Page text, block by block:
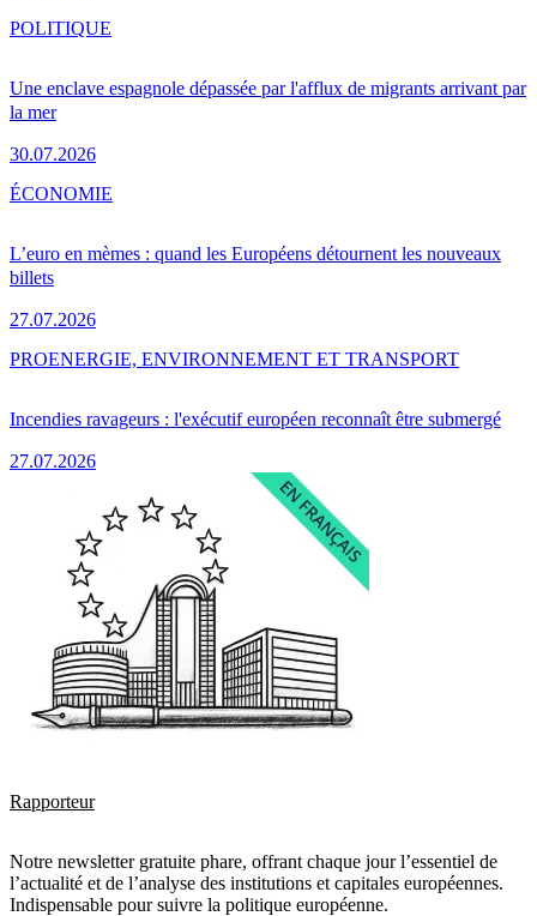
Une enclave espagnole dépassée par l'afflux de migrants arrivant par
la mer
30.07.2026
POLITIQUE
L’euro en mèmes : quand les Européens détournent les nouveaux
billets
27.07.2026
ÉCONOMIE
Incendies ravageurs : l'exécutif européen reconnaît être submergé
27.07.2026
PROENERGIE, ENVIRONNEMENT ET TRANSPORT
Rapporteur
Notre newsletter gratuite phare, offrant chaque jour l’essentiel de
l’actualité et de l’analyse des institutions et capitales européennes.
Indispensable pour suivre la politique européenne.